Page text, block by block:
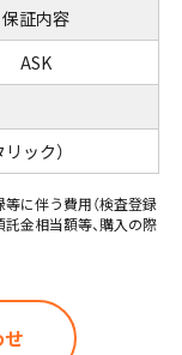
保証内容
ASK
ック）
等に伴う費用（検査登録
託金相当額等、購入の際